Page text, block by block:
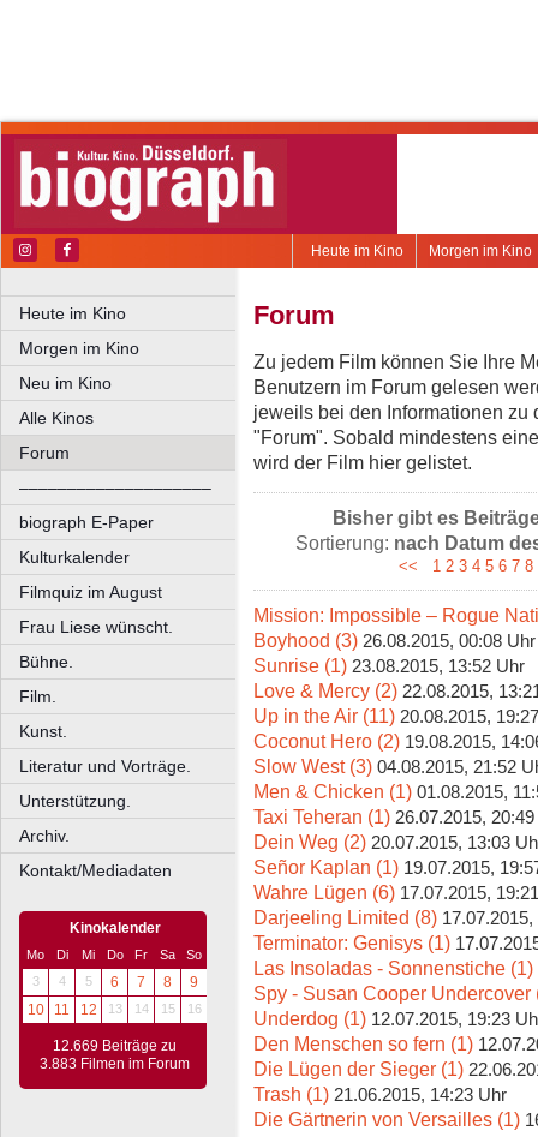
Morgen im Kino
Heute im Kino
Heute im Kino
Morgen im Kino
Neu im Kino
Alle Kinos
Forum
––––––––––––––––––––
biograph E-Paper
Kulturkalender
Filmquiz im August
Frau Liese wünscht.
Bühne.
Film.
Kunst.
Literatur und Vorträge.
Unterstützung.
Archiv.
Kontakt/Mediadaten
Kinokalender
Mo Di Mi Do Fr Sa
So
3
4 5 6 7 8
9
10
11 12 13 14 15 16
12.669 Beiträge zu
3.883 Filmen im Forum
Forum
Zu jedem Film können Sie Ihre
Benutzern im Forum gelesen
jeweils bei den Informationen zu
"Forum". Sobald mindestens
wird der Film hier gelistet.
Bisher gibt es
Sortierung: nach Datum
<< 1 2 3 4 5 6 7 8
Mission: Impossible – Rogue
Boyhood (3) 26.08.2015, 00:08 Uhr
Sunrise (1) 23.08.2015, 13:52 Uhr
Love & Mercy (2) 22.08.2015,
Up in the Air (11) 20.08.2015,
Coconut Hero (2) 19.08.2015,
Slow West (3) 04.08.2015, 21:52
Men & Chicken (1) 01.08.2015,
Taxi Teheran (1) 26.07.2015,
Dein Weg (2) 20.07.2015, 13:03
Señor Kaplan (1) 19.07.2015,
Wahre Lügen (6) 17.07.2015,
Darjeeling Limited (8)
Terminator: Genisys (1)
Las Insoladas - Sonnenstiche (1)
Spy - Susan Cooper Undercover
Underdog (1) 12.07.2015, 19:23
Den Menschen so fern (1)
Die Lügen der Sieger (1)
Trash (1) 21.06.2015, 14:23 Uhr
Die Gärtnerin von Versailles (1)